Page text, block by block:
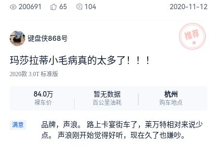
岁，在买车的道路上，花费颇多。年轻，想证明自
已。穷，幻想着做富人。讲不清自已的心思。每一
辆车都想过开终生，但都做不到。躁动异常。下一
辆车，估计是LS。欧州车生猛，大牌，但也许终有
厌倦的时侯。再大的牌，都不完美！这个世界没一
辆完美的车！在这上面追求尽善尽美，注定劳命伤
财！玩车玩命伤财😂😂😂😂😂😂😂😂😂😂跟着
也是一样。 改装：6千多的各种贴，一万多的炭仟
纬前后唇，尾喉，2千多脚踏板，6千的激光大灯，
合计三万块就祸祸了。车孑底子好，有21寸大脚，
估计改出来像个尤物。车子开了段时间，渐渐觉得
不惊艳了。准备再来个eCU，上四百码力。等再有
人很大信心和愉悦。高速过弯的韧性十足。37岁
了，没有背景，没有学历，没有富家子弟肆意的青
春。我想放肆一回，驾驶自由狂野的地中海的风～
莱万特，去经历我没经历的一切！以风为名，与无
200691 65 104 2020-11-12
键盘侠868号
玛莎拉蒂小毛病真的太多了！！！
2020款 3.0T 标准版
84.0万
裸车价
暂无数据
百公里油耗
杭州
购车地点
满意
品牌，声浪。 路上卡宴街车了，莱万特相对来说少
点。 声浪刚开始觉得好听，现在久了也嫌吵。